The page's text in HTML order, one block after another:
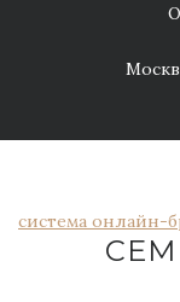
система онлайн-